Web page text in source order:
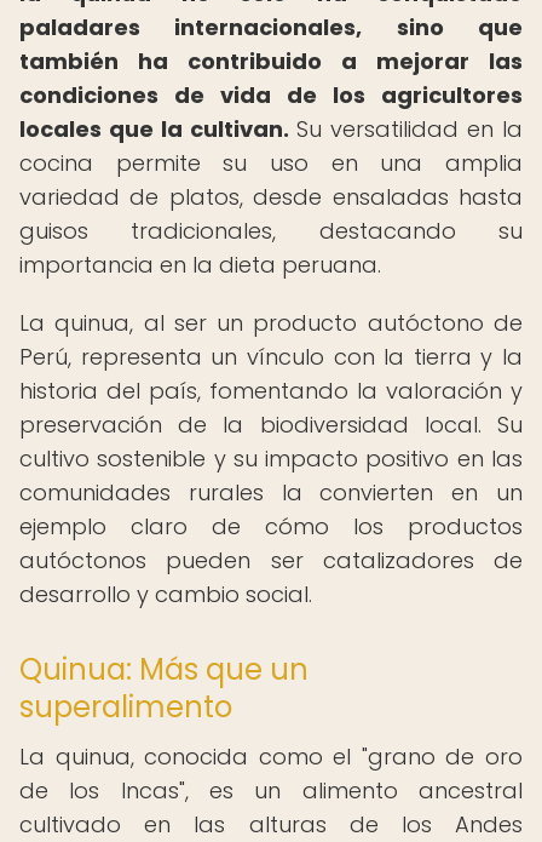
paladares internacionales, sino que
también ha contribuido a mejorar las
condiciones de vida de los agricultores
locales que la cultivan. Su versatilidad en la
cocina permite su uso en una amplia
variedad de platos, desde ensaladas hasta
guisos tradicionales, destacando su
importancia en la dieta peruana.
La quinua, al ser un producto autóctono de
Perú, representa un vínculo con la tierra y la
historia del país, fomentando la valoración y
preservación de la biodiversidad local. Su
cultivo sostenible y su impacto positivo en las
comunidades rurales la convierten en un
ejemplo claro de cómo los productos
autóctonos pueden ser catalizadores de
desarrollo y cambio social.
Quinua: Más que un
superalimento
La quinua, conocida como el "grano de oro
de los Incas", es un alimento ancestral
cultivado en las alturas de los Andes